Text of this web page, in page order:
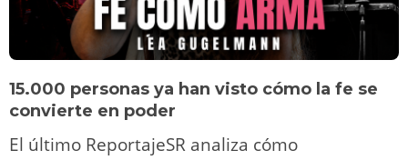
15.000 personas ya han visto cómo la fe se
convierte en poder
El último ReportajeSR analiza cómo